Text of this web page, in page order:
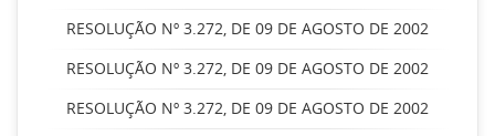
RESOLUÇÃO Nº 3.272, DE 09 DE AGOSTO DE 2002
RESOLUÇÃO Nº 3.272, DE 09 DE AGOSTO DE 2002
RESOLUÇÃO Nº 3.272, DE 09 DE AGOSTO DE 2002